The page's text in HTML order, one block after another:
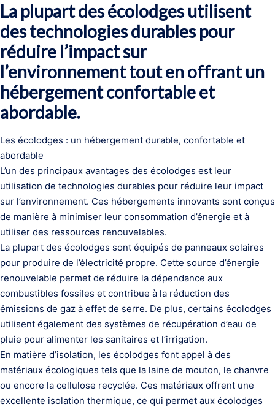
La plupart des écolodges utilisent
des technologies durables pour
réduire l’impact sur
l’environnement tout en offrant un
hébergement confortable et
abordable.
Les écolodges : un hébergement durable, confortable et
abordable
L’un des principaux avantages des écolodges est leur
utilisation de technologies durables pour réduire leur impact
sur l’environnement. Ces hébergements innovants sont conçus
de manière à minimiser leur consommation d’énergie et à
utiliser des ressources renouvelables.
La plupart des écolodges sont équipés de panneaux solaires
pour produire de l’électricité propre. Cette source d’énergie
renouvelable permet de réduire la dépendance aux
combustibles fossiles et contribue à la réduction des
émissions de gaz à effet de serre. De plus, certains écolodges
utilisent également des systèmes de récupération d’eau de
pluie pour alimenter les sanitaires et l’irrigation.
En matière d’isolation, les écolodges font appel à des
matériaux écologiques tels que la laine de mouton, le chanvre
ou encore la cellulose recyclée. Ces matériaux offrent une
excellente isolation thermique, ce qui permet aux écolodges